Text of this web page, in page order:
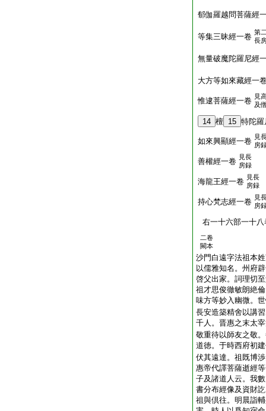
郁伽羅越問菩薩經
等集三昧經一卷 第
長
無量破魔陀羅尼經
大方等如來藏經一
惟逮菩薩經一卷 見
及
14 檀 15 特陀羅
如來興顯經一卷 見
房
善權經一卷 見長
房録
海龍王經一卷 見長
房録
持心梵志經一卷 見
房
右一十六部一十八
二卷
闕本
沙門白遠字法祖本
以儒雅知名。州府
啓父出家。詞理切
祖才思俊徹敏朗絶
味方等妙入幽微。
長安造築精舍以講
千人。晋惠之末太
敬重待以師友之敬
道徳。于時西府初
伏其遠達。祖既博
惠帝代譯菩薩逝經
子及諸道人云。我
書分布經像及資財
祖與倶往。明晨詣